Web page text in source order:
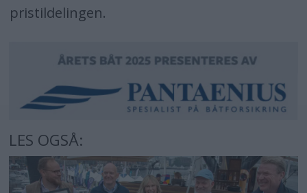
pristildelingen.
LES OGSÅ: